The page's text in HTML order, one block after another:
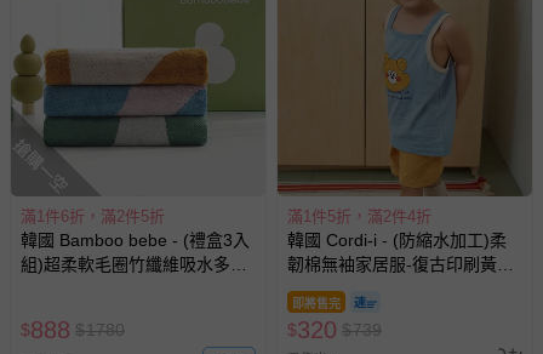
商品如因「價格、組合」等錯誤原因，導致無法安排出貨，
會主動以簡訊及mail通知訂單取消事宜，並將提供適當補
償。
搶購一空
滿1件6折，滿2件5折
韓國 Bamboo bebe - (禮盒3入
組)超柔軟毛圈竹纖維吸水多用
$888 $1780
滿1件5折，滿2件4折
韓國 Cordi-i - (防縮水加工)柔
韌棉無袖家居服-復古印刷黃熊-
藍X芥黃
即將售完
$320 $739